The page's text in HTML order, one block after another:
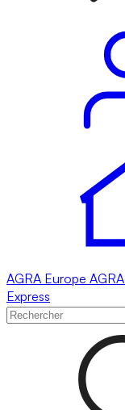
AGRA Europe AGRA
Express